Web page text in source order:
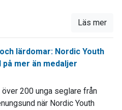
Läs mer
lärdomar: Nordic Youth
på mer än medaljer
200 unga seglare från
när Nordic Youth